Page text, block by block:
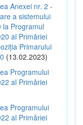
Anexei nr. 2 -
a sistemului
la Programul
al Primăriei
Primarului
(13.02.2023)
Programului
al Primăriei
Programului
al Primăriei